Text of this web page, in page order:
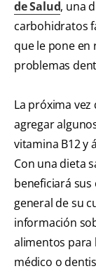
de Salud, una
carbohidratos
que le pone en
problemas
La próxima
agregar
vitamina B12 y
Con una dieta
beneficiará sus
general de su
información
alimentos para
médico o